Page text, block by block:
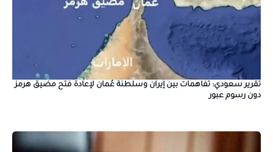
تقرير سعودي: تفاهمات بين إيران وسلطنة عُمان لإعادة فتح مضيق هرمز
دون رسوم عبور